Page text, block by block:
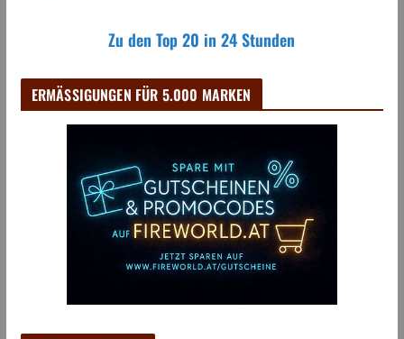
Zu den Top 20 in 24 Stunden
ERMÄSSIGUNGEN FÜR 5.000 MARKEN